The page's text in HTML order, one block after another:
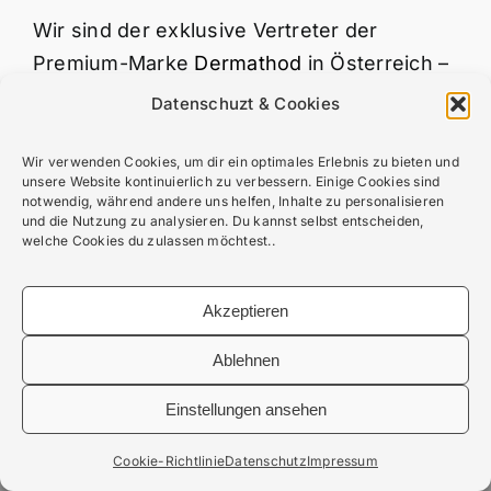
Datenschuzt & Cookies
Wir verwenden Cookies, um dir ein optimales Erlebnis zu bieten und
unsere Website kontinuierlich zu verbessern. Einige Cookies sind
notwendig, während andere uns helfen, Inhalte zu personalisieren
und die Nutzung zu analysieren. Du kannst selbst entscheiden,
welche Cookies du zulassen möchtest..
Akzeptieren
Ablehnen
Einstellungen ansehen
Cookie-RichtlinieDatenschutzImpressum
Wir sind der exklusive Vertreter der
Premium-Marke Dermathod in Österreich –
Ihr Partner für moderne Hautpflege auf
Impressum|Datenschutzerklärung| AGBs|
Lieferbedingungen|Erstattung und Rückgabe|